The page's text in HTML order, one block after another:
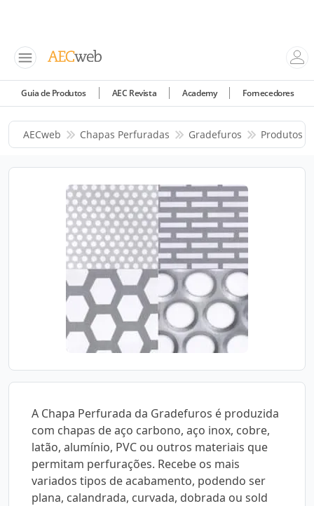
Guia de Produtos AEC Revista Academy Fornecedores
AECweb Chapas Perfuradas Gradefuros Produtos
A Chapa Perfurada da Gradefuros é produzida
com chapas de aço carbono, aço inox, cobre,
latão, alumínio, PVC ou outros materiais que
permitam perfurações. Recebe os mais
variados tipos de acabamento, podendo ser
plana, calandrada, curvada, dobrada ou sold